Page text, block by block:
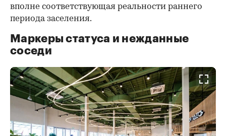
вполне соответствующая реальности раннего
периода заселения.
Маркеры статуса и нежданные
соседи